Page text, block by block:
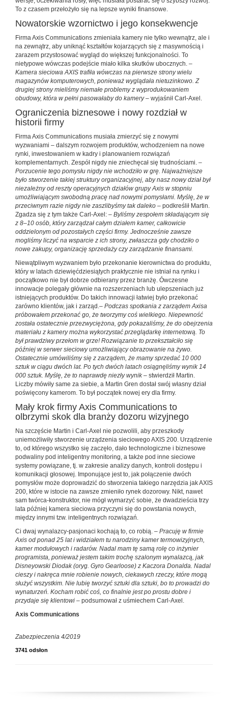
To z czasem przełożyło się na lepsze wyniki finansowe.
Nowatorskie wzornictwo i jego konsekwencje
Firma Axis Communications zmieniała kamery nie tylko wewnątrz, ale i
na zewnątrz, aby uniknąć kształtów kojarzących się z masywnością i
zarazem przystosować wygląd do większej funkcjonalności. To
nietypowe wówczas podejście miało kilka skutków ubocznych. –
Kamera sieciowa AXIS trafiła wówczas na pierwsze strony wielu
magazynów komputerowych, ponieważ wyglądała nietuzinkowo. Z
drugiej strony mieliśmy niemałe problemy z wyprodukowaniem
obudowy, która w pełni pasowałaby do kamery – wyjaśnił Carl-Axel.
Ograniczenia biznesowe i nowy rozdział w
historii firmy
Firma Axis Communications musiała zmierzyć się z nowymi
wyzwaniami – dalszym rozwojem produktów, wchodzeniem na nowe
rynki, inwestowaniem w kadry i planowaniem rozwiązań
komplementarnych. Zespół nigdy nie zniechęcał się trudnościami. –
Porzucenie tego pomysłu nigdy nie wchodziło w grę. Najważniejsze
było stworzenie takiej struktury organizacyjnej, aby nasz nowy dział był
niezależny od reszty operacyjnych działów grupy Axis w stopniu
umożliwiającym swobodną pracę nad nowymi pomysłami. Myślę, że w
przeciwnym razie nigdy nie zaszlibyśmy tak daleko – podkreślił Martin.
Zgadza się z tym także Carl-Axel: – Byliśmy zespołem składającym się
z 8–10 osób, który zarządzał całym działem kamer, całkowicie
oddzielonym od pozostałych części firmy. Jednocześnie zawsze
mogliśmy liczyć na wsparcie z ich strony, zwłaszcza gdy chodziło o
nowe zakupy, organizację sprzedaży czy zarządzanie finansami.
Niewątpliwym wyzwaniem było przekonanie kierownictwa do produktu,
który w latach dziewięćdziesiątych praktycznie nie istniał na rynku i
początkowo nie był dobrze odbierany przez branżę. Ówczesne
innowacje polegały głównie na rozszerzeniach lub ulepszeniach już
istniejących produktów. Do takich innowacji łatwiej było przekonać
zarówno klientów, jak i zarząd.– Podczas spotkania z zarządem Axisa
próbowałem przekonać go, że tworzymy coś wielkiego. Niepewność
została ostatecznie przezwyciężona, gdy pokazaliśmy, że do obejrzenia
materiału z kamery można wykorzystać przeglądarkę internetową. To
był prawdziwy przełom w grze! Rozwiązanie to przekształciło się
później w serwer sieciowy umożliwiający obrazowanie na żywo.
Ostatecznie umówiliśmy się z zarządem, że mamy sprzedać 10 000
sztuk w ciągu dwóch lat. Po tych dwóch latach osiągnęliśmy wynik 14
000 sztuk. Myślę, że to naprawdę niezły wynik– stwierdził Martin.
Liczby mówiły same za siebie, a Martin Gren dostał swój własny dział
poświęcony kamerom. To był początek nowej ery dla firmy.
Mały krok firmy Axis Communications to
olbrzymi skok dla branży dozoru wizyjnego
Na szczęście Martin i Carl-Axel nie pozwolili, aby przeszkody
uniemożliwiły stworzenie urządzenia sieciowego AXIS 200. Urządzenie
to, od którego wszystko się zaczęło, dało technologiczne i biznesowe
podwaliny pod inteligentny monitoring, a także pod inne sieciowe
systemy powiązane, tj. w zakresie analizy danych, kontroli dostępu i
komunikacji głosowej. Imponujące jest to, jak połączenie dwóch
pomysłów może doprowadzić do stworzenia takiego narzędzia jak AXIS
200, które w istocie na zawsze zmieniło rynek dozorowy. Nikt, nawet
sam twórca-konstruktor, nie mógł wymarzyć sobie, że dwadzieścia trzy
lata później kamera sieciowa przyczyni się do powstania nowych,
między innymi tzw. inteligentnych rozwiązań.
Ci dwaj wynalazcy-pasjonaci kochają to, co robią. – Pracuję w firmie
Axis od ponad 25 lat i widziałem tu narodziny kamer termowizyjnych,
kamer modułowych i radarów. Nadal mam tę samą rolę co inżynier
programista, ponieważ jestem takim trochę szalonym wynalazcą, jak
Disneyowski Diodak (oryg. Gyro Gearloose) z Kaczora Donalda. Nadal
cieszy i nakręca mnie robienie nowych, ciekawych rzeczy, które mogą
służyć wszystkim. Nie lubię tworzyć sztuki dla sztuki, bo to prowadzi do
wynaturzeń. Kocham robić coś, co finalnie jest po prostu dobre i
przydaje się klientowi – podsumował z uśmiechem Carl-Axel.
Axis Communications
Zabezpieczenia 4/2019
3741 odsłon